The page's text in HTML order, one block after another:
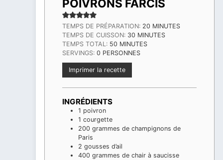
POIVRONS FARCIS
TEMPS DE PRÉPARATION: 20 MINUTES
MINUTES
TEMPS DE CUISSON: 30 MINUTES
MINUTES
TEMPS TOTAL: 50 MINUTES
MINUTES
SERVINGS: 0 PERSONNES
Imprimer la recette
INGRÉDIENTS
1 poivron
1 courgette
200 grammes de champignons de
Paris
2 gousses d’ail
400 grammes de chair à saucisse